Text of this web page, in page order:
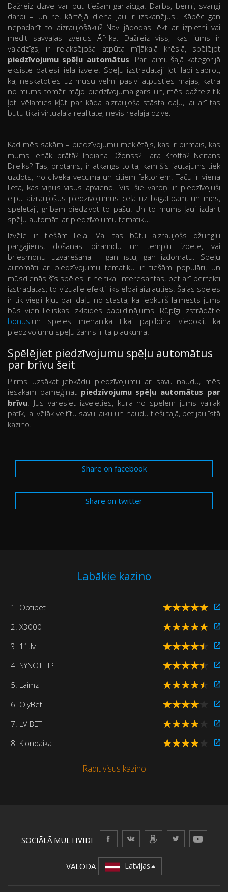
Dažreiz dzīve var būt tiešām garlaicīga. Darbs, bērni, svarīgi
darbi – un re, kārtējā diena jau ir izskanējusi. Kāpēc gan
nepadarīt to aizraujošāku? Nav jādodas lēkt ar izpletni vai
medīt savvaļas zvērus Āfrikā. Dažreiz viss, kas jums ir
vajadzīgs, ir relaksējoša atpūta mīļākajā krēslā, spēlējot
piedzīvojumu spēļu automātus. Par laimi, šajā kategorijā
eksistē patiesi liela izvēle. Spēļu izstrādātāji ļoti labi saprot,
ka, neskatoties uz mūsu vēlmi pasīvi atpūsties mājās, katrā
no mums tomēr mājo piedzīvojuma gars un, mēs dažreiz tik
ļoti vēlamies kļūt par kāda aizraujoša stāsta daļu, lai arī tas
būtu tikai virtuālajā realitātē, nevis reālajā dzīvē.
Kad mēs sakām – piedzīvojumu meklētājs, kas ir pirmais, kas
mums ienāk prātā? Indiana Džonss? Lara Krofta? Neitans
Dreiks? Tas, protams, ir atkarīgs to tā, kam šis jautājums tiek
uzdots, no cilvēka vecuma un citiem faktoriem. Taču ir viena
lieta, kas viņus visus apvieno. Visi šie varoņi ir piedzīvojuši
elpu aizraujošus piedzīvojumus ceļā uz bagātībām, un mēs,
spēlētāji, gribam piedzīvot to pašu. Un to mums ļauj izdarīt
spēļu automāti ar piedzīvojumu tematiku.
Izvēle ir tiešām liela. Vai tas būtu aizraujošs džungļu
pārgājiens, došanās piramīdu un tempļu izpētē, vai
briesmoņu uzvarēšana – gan īstu, gan izdomātu. Spēļu
automāti ar piedzīvojumu tematiku ir tiešām populāri, un
mūsdienās šīs spēles ir ne tikai interesantas, bet arī perfekti
izstrādātas; to vizuālie efekti liks elpai aizrauties! Šajās spēlēs
ir tik viegli kļūt par daļu no stāsta, ka jebkurš laimests jums
būs vien lieliskas izklaides papildinājums. Rūpīgi izstrādātie
bonusiun spēles mehānika tikai papildina viedokli, ka
piedzīvojumu spēļu žanrs ir tā plaukumā.
Spēlējiet piedzīvojumu spēļu automātus
par brīvu šeit
Pirms uzsākat jebkādu piedzīvojumu ar savu naudu, mēs
iesakām pamēģināt piedzīvojumu spēļu automātus par
brīvu. Jūs varēsiet izvēlēties, kura no spēlēm jums vairāk
patīk, lai vēlāk veltītu savu laiku un naudu tieši tajā, bet jau īstā
kazino.
Share on facebook
Share on twitter
Labākie kazino
1. Optibet
2. X3000
3. 11.lv
4. SYNOT TIP
5. Laimz
6. OlyBet
7. LV BET
8. Klondaika
Rādīt visus kazino
SOCIĀLĀ MULTIVIDE
VALODA Latvijas